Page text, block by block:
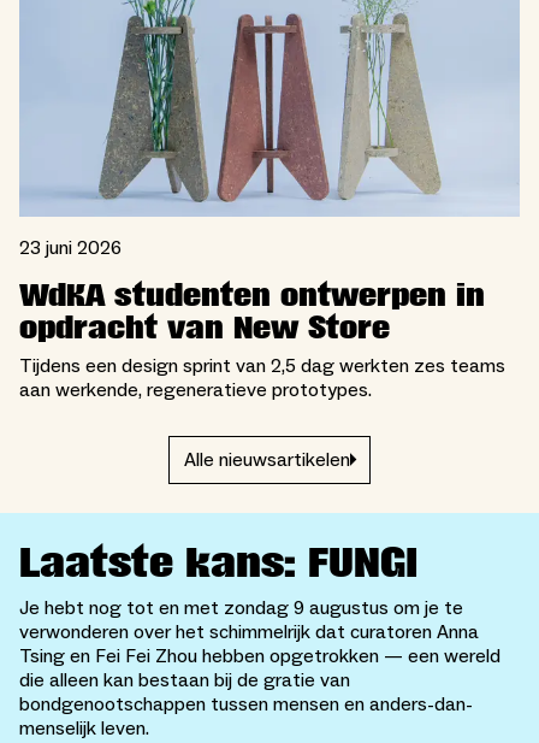
23 juni 2026
WdKA studenten ontwerpen in
opdracht van New Store
Tijdens een design sprint van 2,5 dag werkten zes teams
aan werkende, regeneratieve prototypes.
Alle nieuwsartikelen
Laatste kans: FUNGI
Je hebt nog tot en met zondag 9 augustus om je te
verwonderen over het schimmelrijk dat curatoren Anna
Tsing en Fei Fei Zhou hebben opgetrokken — een wereld
die alleen kan bestaan bij de gratie van
bondgenootschappen tussen mensen en anders-dan-
menselijk leven.